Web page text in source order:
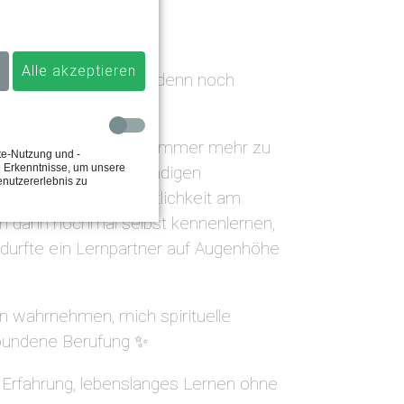
Sachen ich denn noch
meine Seele findet immer mehr zu
einen ständigen
Die Ganzheitlichkeit am
dann nochmal selbst kennenlernen,
ein Lernpartner auf Augenhöhe
wahrnehmen, mich spirituelle
Berufung ✨
lebenslanges Lernen ohne
Alle akzeptieren
Nutzung und -
um unsere
zu